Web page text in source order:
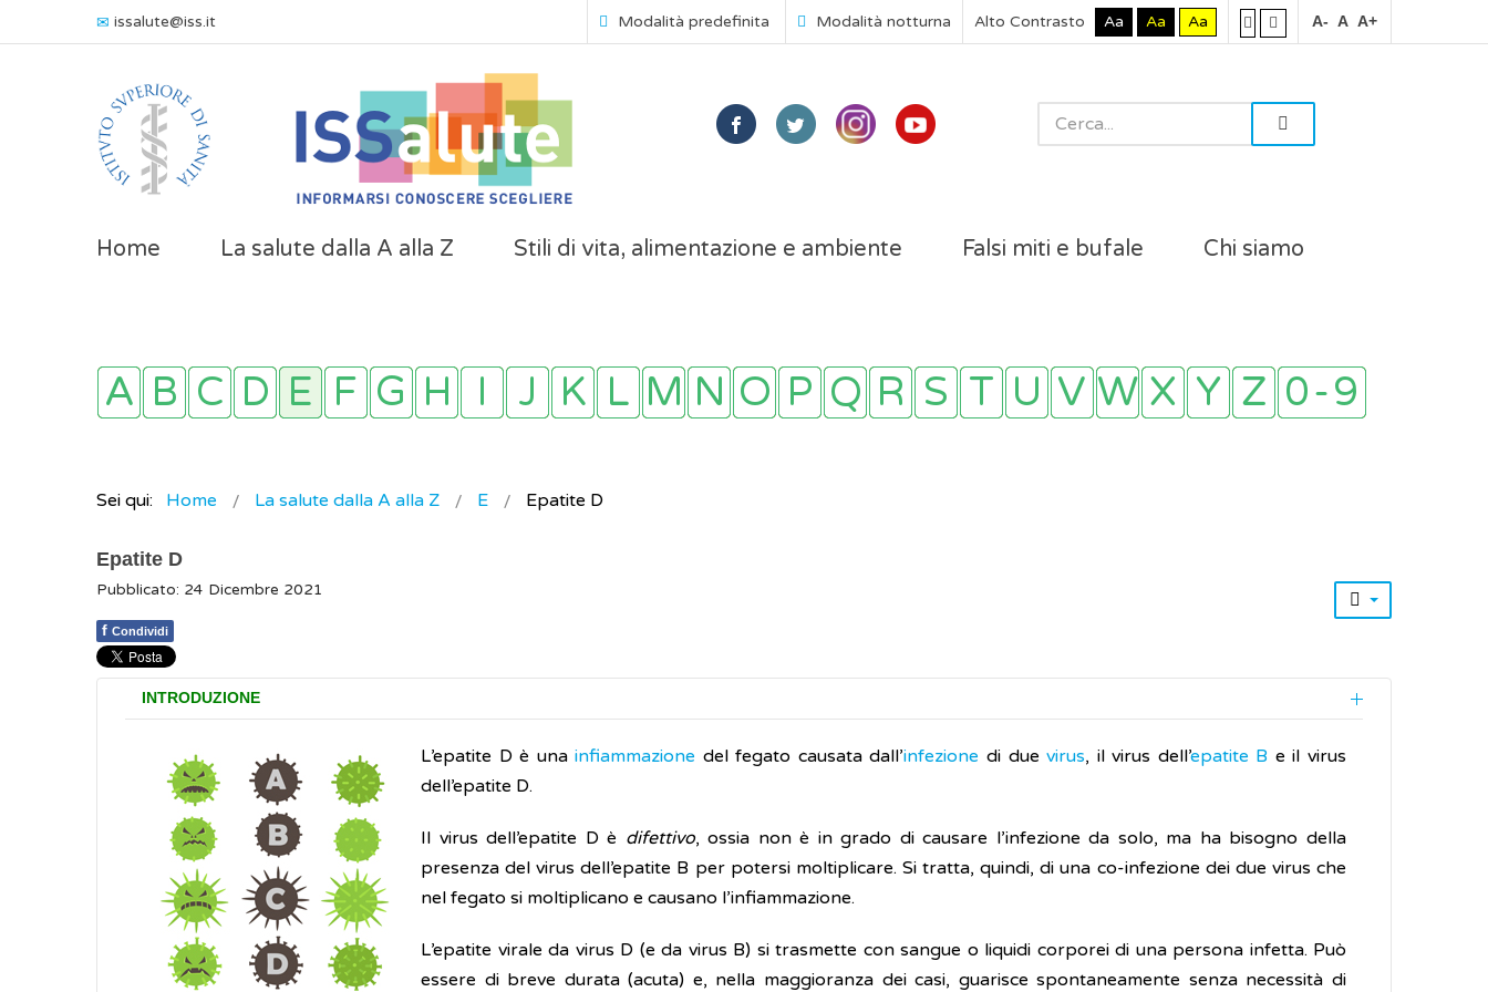
issalute@iss.it Modalità predefinita Modalità notturna Alto Contrasto Aa Aa Aa A- A A+
Home La salute dalla A alla Z Stili di vita, alimentazione e ambiente Falsi miti e bufale Chi siamo
Sei qui: Home La salute dalla A alla Z E Epatite D
Epatite D
Pubblicato: 24 Dicembre 2021
f Condividi
INTRODUZIONE
L’epatite D è unainfiammazione del fegato causata dall’infezione di duevirus, il virus dell’epatite B e il virus
dell’epatite D.
Il virus dell’epatite D è difettivo, ossia non è in grado di causare l’infezione da solo, ma ha bisogno della
presenza del virus dell’epatite B per potersi moltiplicare. Si tratta, quindi, di una co-infezione dei due virus che
nel fegato si moltiplicano e causano l’infiammazione.
L’epatite virale da virus D (e da virus B) si trasmette con sangue o liquidi corporei di una persona infetta. Può
essere di breve durata (acuta) e, nella maggioranza dei casi, guarisce spontaneamente senza necessità di